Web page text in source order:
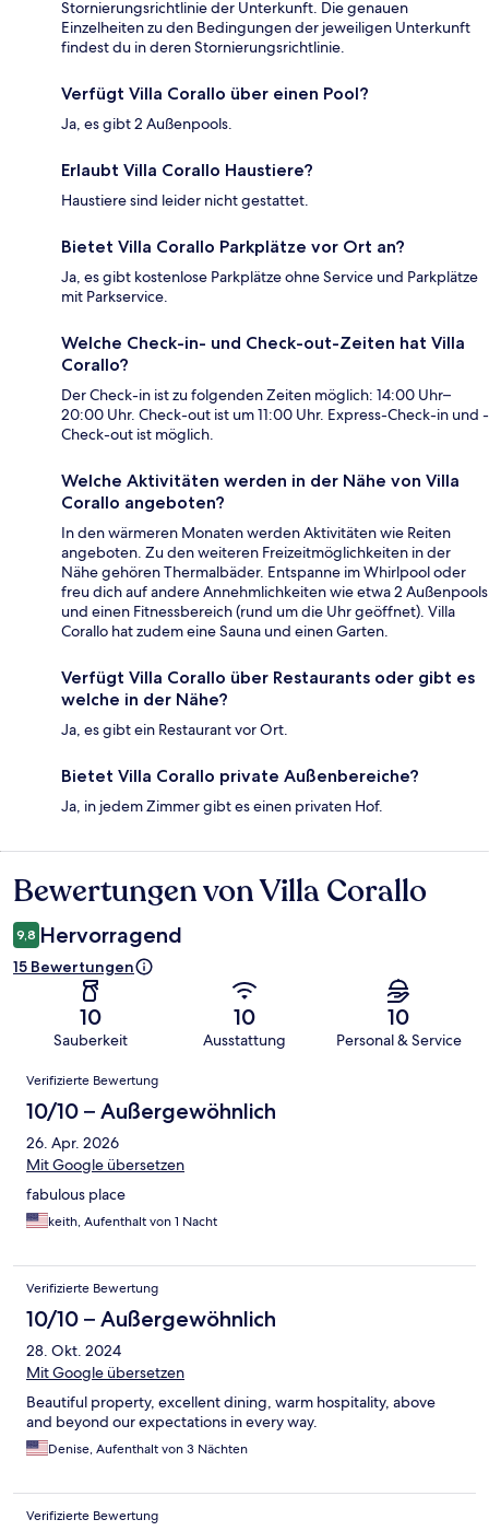
Stornierungsrichtlinie der Unterkunft. Die genauen
Einzelheiten zu den Bedingungen der jeweiligen Unterkunft
findest du in deren Stornierungsrichtlinie.
Verfügt Villa Corallo über einen Pool?
Ja, es gibt 2 Außenpools.
Erlaubt Villa Corallo Haustiere?
Haustiere sind leider nicht gestattet.
Bietet Villa Corallo Parkplätze vor Ort an?
Ja, es gibt kostenlose Parkplätze ohne Service und Parkplätze
mit Parkservice.
Welche Check-in- und Check-out-Zeiten hat Villa
Corallo?
Der Check-in ist zu folgenden Zeiten möglich: 14:00 Uhr–
20:00 Uhr. Check-out ist um 11:00 Uhr. Express-Check-in und -
Check-out ist möglich.
Welche Aktivitäten werden in der Nähe von Villa
Corallo angeboten?
In den wärmeren Monaten werden Aktivitäten wie Reiten
angeboten. Zu den weiteren Freizeitmöglichkeiten in der
Nähe gehören Thermalbäder. Entspanne im Whirlpool oder
freu dich auf andere Annehmlichkeiten wie etwa 2 Außenpools
und einen Fitnessbereich (rund um die Uhr geöffnet). Villa
Corallo hat zudem eine Sauna und einen Garten.
Verfügt Villa Corallo über Restaurants oder gibt es
welche in der Nähe?
Ja, es gibt ein Restaurant vor Ort.
Bietet Villa Corallo private Außenbereiche?
Ja, in jedem Zimmer gibt es einen privaten Hof.
Bewertungen
Bewertungen von Villa Corallo
9,8 Hervorragend
15 Bewertungen
10
Sauberkeit
10
Ausstattung
10
Personal & Service
Bewertungen
Verifizierte Bewertung
10/10 – Außergewöhnlich
26. Apr. 2026
Mit Google übersetzen
fabulous place
keith, Aufenthalt von 1 Nacht
Verifizierte Bewertung
10/10 – Außergewöhnlich
28. Okt. 2024
Mit Google übersetzen
Beautiful property, excellent dining, warm hospitality, above
and beyond our expectations in every way.
Denise, Aufenthalt von 3 Nächten
Verifizierte Bewertung